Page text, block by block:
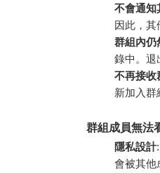
不會通知
因此，其
群組內仍
錄中。退
不再接收
新加入群
群組成員無法
隱私設計
會被其他